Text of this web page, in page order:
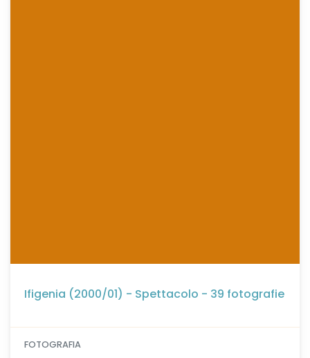
Ifigenia (2000/01) - Spettacolo - 39 fotografie
FOTOGRAFIA